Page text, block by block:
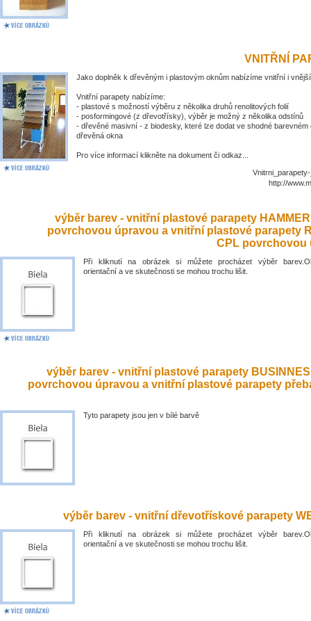
VNITŘNÍ
Jako doplněk k dřevěným i plastovým oknům nabízíme vnitřní i
Vnitřní parapety nabízíme:
- plastové s možností výběru z několika druhů renolitových folií
- posformingové (z dřevotřísky), výběr je možný z několika odstínů
- dřevěné masivní - z biodesky, které lze dodat ve shodné barevném
dřevěná okna
Pro více informací klikněte na dokument či odkaz...
http://
výběr barev - vnitřní plastové parapety
povrchovou úpravou a vnitřní plastové parapety
CPL povrchovou
Při kliknutí na obrázek si můžete procházet výběr
orientační a ve skutečnosti se mohou trochu lišit.
výběr barev - vnitřní plastové parapety
povrchovou úpravou a vnitřní plastové parapety
Tyto parapety jsou jen v bílé barvě
výběr barev - vnitřní dřevotřískové parapety
Při kliknutí na obrázek si můžete procházet výběr
orientační a ve skutečnosti se mohou trochu lišit.